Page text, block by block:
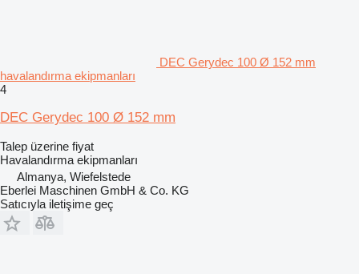
DEC Gerydec 100 Ø 152 mm
havalandırma ekipmanları
4
DEC Gerydec 100 Ø 152 mm
Talep üzerine fiyat
Havalandırma ekipmanları
Almanya, Wiefelstede
Eberlei Maschinen GmbH & Co. KG
Satıcıyla iletişime geç